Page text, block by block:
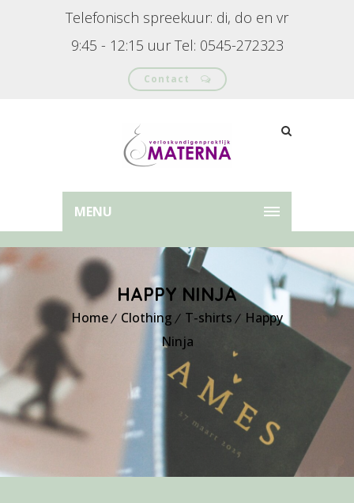
Telefonisch spreekuur: di, do en vr
9:45 - 12:15 uur Tel: 0545-272323
Contact
MENU
HAPPY NINJA
Home Clothing T-shirts
Happy
Ninja